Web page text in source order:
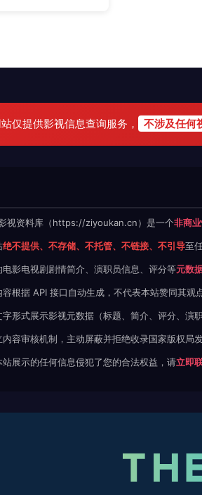
仅提供影视信息查询服务， 不涉及任何
视资料库（https://ziyoukan.cn）是一个非商
绝不提供、不存储、不托管、不链接、不引导至
电影电视剧剧情简介、演职员信息、评分等元数
容根据 API 接口自动生成，不代表本站赞同其观
字形式展示影视元数据（标题、简介、评分、演
内容审核机制，主动屏蔽并拒绝收录国家版权局
站展示的任何信息侵犯了您的合法权益，请立即